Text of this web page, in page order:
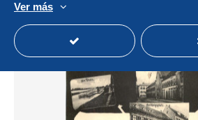
Ver más